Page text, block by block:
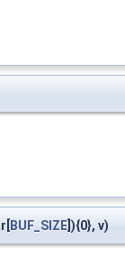
BUF_SIZE]){0}, v)